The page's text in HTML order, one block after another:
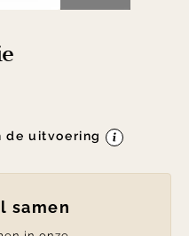
de uitvoering
samen